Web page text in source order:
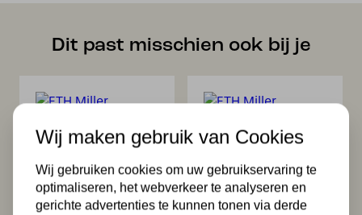
Dit past misschien ook bij je
ETH Miller
ETH Miller
Wij maken gebruik van Cookies
Wij gebruiken cookies om uw gebruikservaring te
optimaliseren, het webverkeer te analyseren en
gerichte advertenties te kunnen tonen via derde